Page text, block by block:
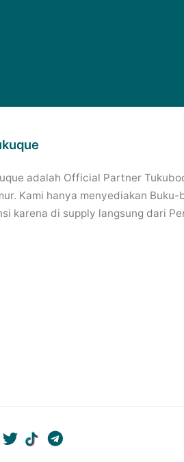
adalah Official Partner
Kami hanya menyediakan
karena di supply langsung dari